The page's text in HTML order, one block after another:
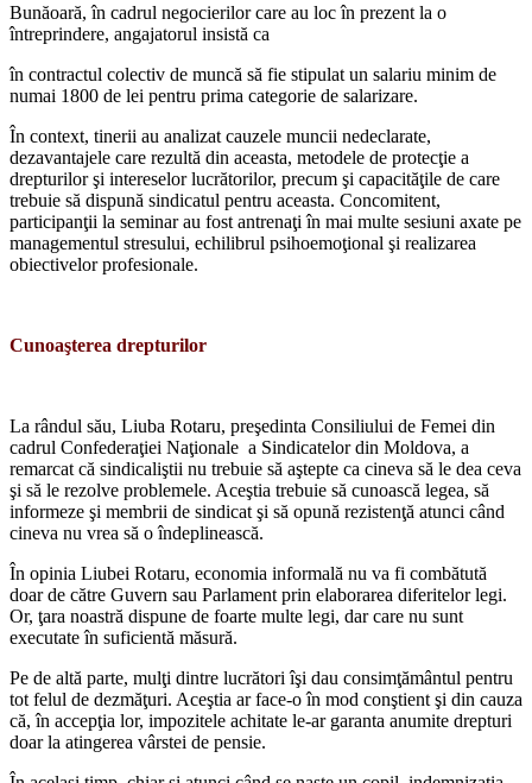
Bunăoară, în cadrul negocierilor care au loc în prezent la o
întreprindere, angajatorul insistă ca
în contractul colectiv de muncă să fie stipulat un salariu minim de
numai 1800 de lei pentru prima categorie de salarizare.
În context, tinerii au analizat cauzele muncii nedeclarate,
dezavantajele care re­zultă din aceasta, metodele de protecţie a
drepturilor şi intereselor lucrătorilor, pre­cum şi capacităţile de care
trebuie să dispu­nă sindicatul pentru aceasta. Concomitent,
participanţii la seminar au fost antrenaţi în mai multe sesiuni axate pe
managementul stresului, echilibrul psihoemoţional şi reali­zarea
obiectivelor profesionale.
Cunoaşterea drepturilor
La rândul său, Liuba Rotaru, preşedinta Consiliului de Femei din
cadrul Confedera­ţiei Naţionale a Sindicatelor din Moldova, a
remarcat că sindicaliştii nu trebuie să aş­tepte ca cineva să le dea ceva
şi să le rezolve problemele. Aceştia trebuie să cunoască le­gea, să
informeze şi membrii de sindicat şi să opună rezistenţă atunci când
cineva nu vrea să o îndeplinească.
În opinia Liubei Rotaru, economia infor­mală nu va fi combătută
doar de către Gu­vern sau Parlament prin elaborarea diferite­lor legi.
Or, ţara noastră dispune de foarte multe legi, dar care nu sunt
executate în su­ficientă măsură.
Pe de altă parte, mulţi dintre lucrători îşi dau consimţământul pentru
tot felul de dez­măţuri. Aceştia ar face-o în mod conştient şi din cauza
că, în accepţia lor, impozitele achi­tate le-ar garanta anumite drepturi
doar la atingerea vârstei de pensie.